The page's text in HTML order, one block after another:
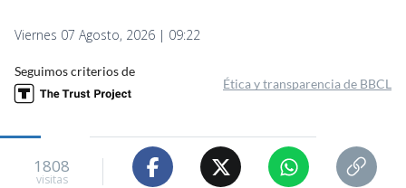
Viernes 07 Agosto, 2026 | 09:22
Seguimos criterios de
Ética y transparencia de BBCL
1808
visitas